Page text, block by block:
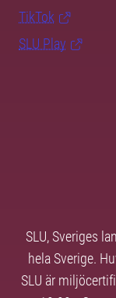
TikTok
SLU Play
SLU, Sveriges
hela Sverige.
SLU är